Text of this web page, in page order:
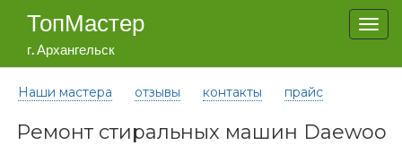
ТопМастер
г. Архангельск
Наши мастера отзывы контакты прайс
Ремонт стиральных машин Daewoo